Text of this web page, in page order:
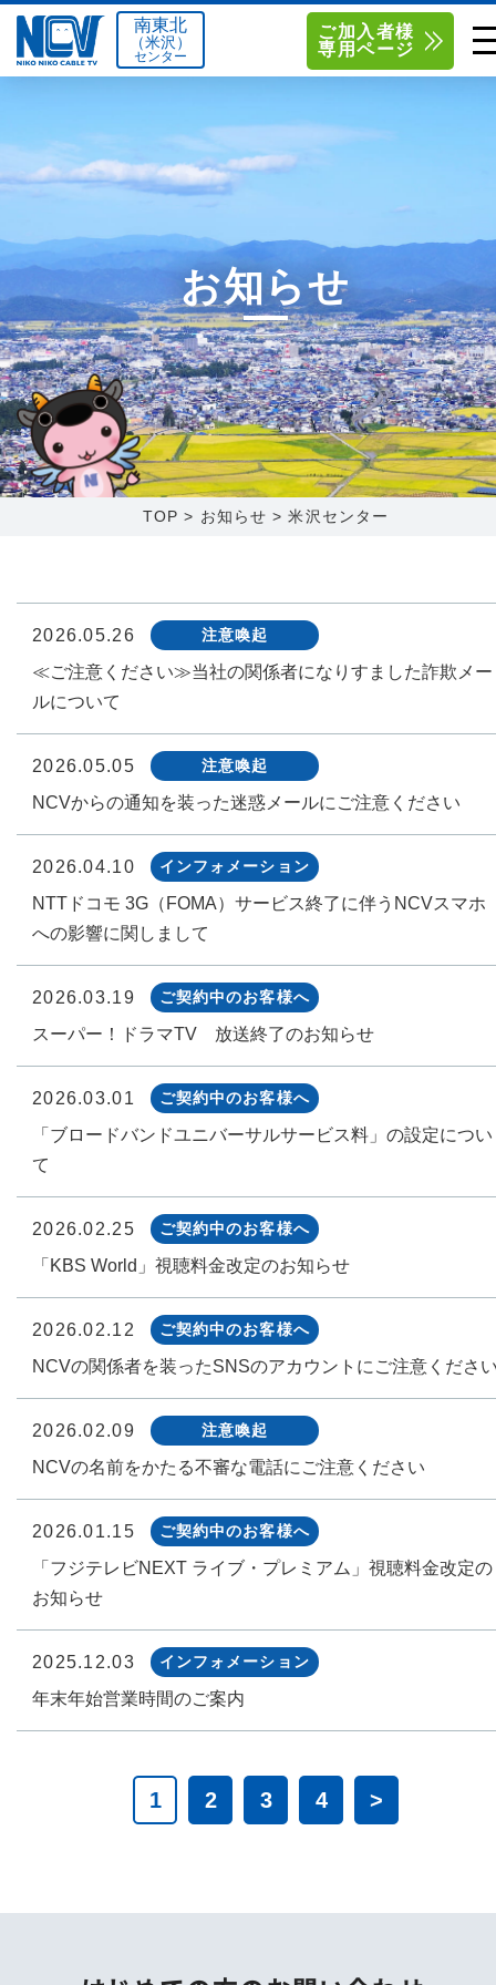
南東北センター（福島）
函館センター 0138-34-2525
新潟センター 025-210-1200
単品料金
お得なセットプラン
料金シミュレーション
サポート
Q&A
センター情報
お問い合わせ
お申し込み
〒992-0044
山形県米沢市春日四丁目2-75
0238-24-2525
営業時間 9:00～18:00
南東北センター(福島)
〒960-8252
福島県福島市御山字一本松17-1-
1
0120-173-577
営業時間 9:15～18:00
北海道函館市桔梗町379-31
0138-34-2525
新潟県新潟市西区山田2310-39
025-210-1200
南東北
（米沢）
センター
ご加入者様
専用ページ
お知らせ
TOP > お知らせ >米沢センター
2026.05.26 注意喚起
≪ご注意ください≫当社の関係者になりすました詐欺メー
ルについて
2026.05.05 注意喚起
NCVからの通知を装った迷惑メールにご注意ください
2026.04.10 インフォメーション
NTTドコモ 3G（FOMA）サービス終了に伴うNCVスマホ
への影響に関しまして
2026.03.19 ご契約中のお客様へ
スーパー！ドラマTV 放送終了のお知らせ
2026.03.01 ご契約中のお客様へ
「ブロードバンドユニバーサルサービス料」の設定につい
て
2026.02.25 ご契約中のお客様へ
「KBS World」視聴料金改定のお知らせ
2026.02.12 ご契約中のお客様へ
NCVの関係者を装ったSNSのアカウントにご注意くださ
2026.02.09 注意喚起
NCVの名前をかたる不審な電話にご注意ください
2026.01.15 ご契約中のお客様へ
「フジテレビNEXT ライブ・プレミアム」視聴料金改定の
お知らせ
2025.12.03 インフォメーション
年末年始営業時間のご案内
1 2 3 4 >